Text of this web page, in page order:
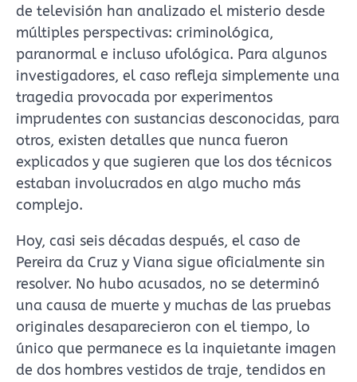
de televisión han analizado el misterio desde
múltiples perspectivas: criminológica,
paranormal e incluso ufológica. Para algunos
investigadores, el caso refleja simplemente una
tragedia provocada por experimentos
imprudentes con sustancias desconocidas, para
otros, existen detalles que nunca fueron
explicados y que sugieren que los dos técnicos
estaban involucrados en algo mucho más
complejo.
Hoy, casi seis décadas después, el caso de
Pereira da Cruz y Viana sigue oficialmente sin
resolver. No hubo acusados, no se determinó
una causa de muerte y muchas de las pruebas
originales desaparecieron con el tiempo, lo
único que permanece es la inquietante imagen
de dos hombres vestidos de traje, tendidos en